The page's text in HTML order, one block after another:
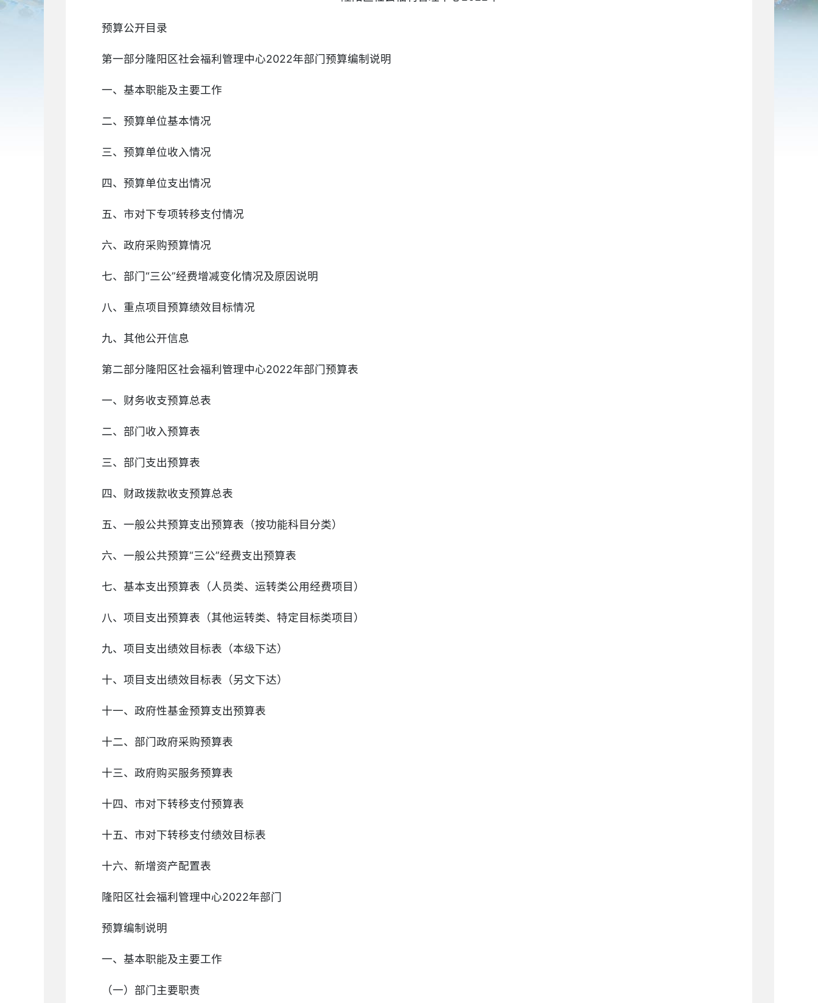
预算公开目录
第一部分隆阳区社会福利管理中心2022年部门预算编制说明
一、基本职能及主要工作
二、预算单位基本情况
三、预算单位收入情况
四、预算单位支出情况
五、市对下专项转移支付情况
六、政府采购预算情况
七、部门“三公”经费增减变化情况及原因说明
八、重点项目预算绩效目标情况
九、其他公开信息
第二部分隆阳区社会福利管理中心2022年部门预算表
一、财务收支预算总表
二、部门收入预算表
三、部门支出预算表
四、财政拨款收支预算总表
五、一般公共预算支出预算表（按功能科目分类）
六、一般公共预算“三公”经费支出预算表
七、基本支出预算表（人员类、运转类公用经费项目）
八、项目支出预算表（其他运转类、特定目标类项目）
九、项目支出绩效目标表（本级下达）
十、项目支出绩效目标表（另文下达）
十一、政府性基金预算支出预算表
十二、部门政府采购预算表
十三、政府购买服务预算表
十四、市对下转移支付预算表
十五、市对下转移支付绩效目标表
十六、新增资产配置表
隆阳区社会福利管理中心2022年部门
预算编制说明
一、基本职能及主要工作
（一）部门主要职责